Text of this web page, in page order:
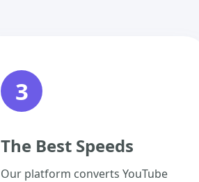
3
The Best Speeds
Our platform converts YouTube